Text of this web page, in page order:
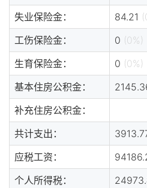
失业保险金：
84.21
工伤保险金：
0 (0%)
生育保险金：
0 (0%)
基本住房公积金：
补充住房公积金：
共计支出：
应税工资：
个人所得税：